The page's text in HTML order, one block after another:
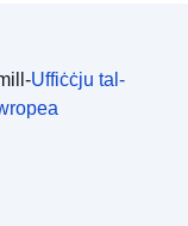
Uffiċċju tal-